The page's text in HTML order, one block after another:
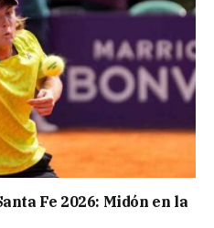
Fe 2026: Midón en la